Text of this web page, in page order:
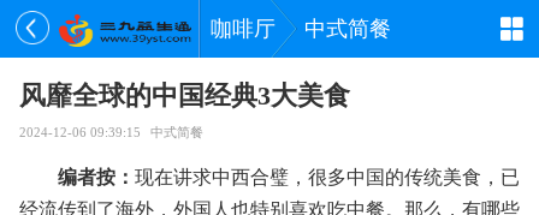
咖啡厅 中式简餐
风靡全球的中国经典3大美食
2024-12-06 09:39:15 中式简餐
编者按： 现在讲求中西合璧，很多中国的传统美食，已
经流传到了海外，外国人也特别喜欢吃中餐。那么，有哪些